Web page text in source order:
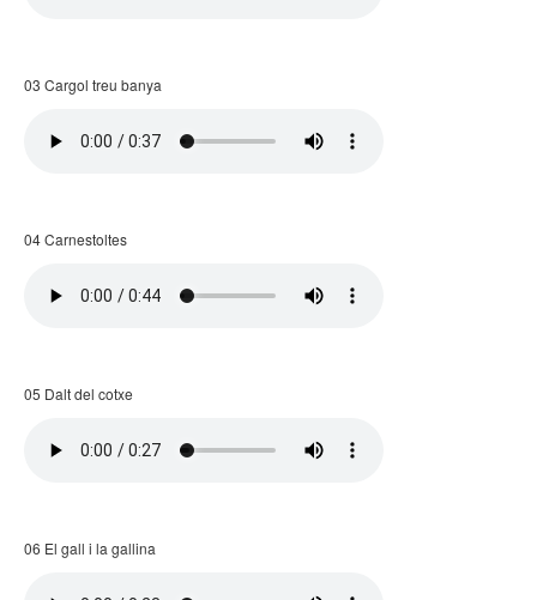
03 Cargol treu banya
04 Carnestoltes
05 Dalt del cotxe
06 El gall i la gallina